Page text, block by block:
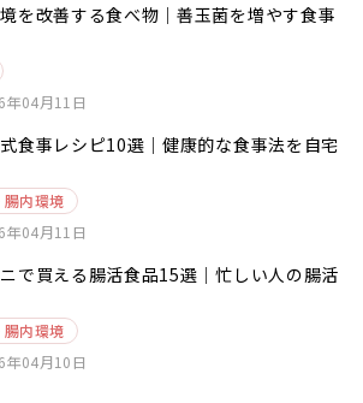
を改善する食べ物｜善玉菌を増やす食事
年04月11日
食事レシピ10選｜健康的な食事法を自宅
腸内環境
年04月11日
で買える腸活食品15選｜忙しい人の腸活
腸内環境
年04月10日